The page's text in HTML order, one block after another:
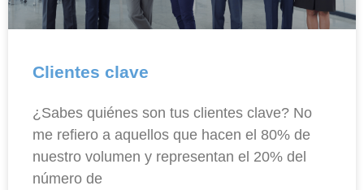
Clientes clave
¿Sabes quiénes son tus clientes clave? No
me refiero a aquellos que hacen el 80% de
nuestro volumen y representan el 20% del
número de